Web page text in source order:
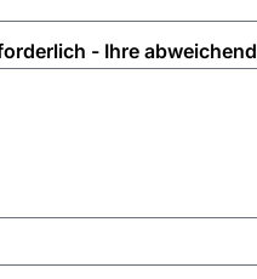
- Ihre